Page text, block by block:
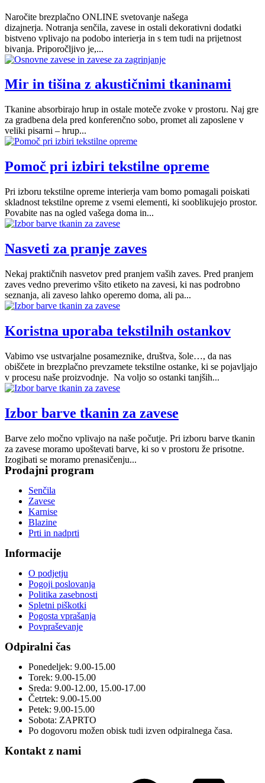
Naročite brezplačno ONLINE svetovanje našega
dizajnerja. Notranja senčila, zavese in ostali dekorativni dodatki
bistveno vplivajo na podobo interierja in s tem tudi na prijetnost
bivanja. Priporočljivo je,...
Mir in tišina z akustičnimi tkaninami
Tkanine absorbirajo hrup in ostale moteče zvoke v prostoru. Naj gre
za gradbena dela pred konferenčno sobo, promet ali zaposlene v
veliki pisarni – hrup...
Pomoč pri izbiri tekstilne opreme
Pri izboru tekstilne opreme interierja vam bomo pomagali poiskati
skladnost tekstilne opreme z vsemi elementi, ki sooblikujejo prostor.
Povabite nas na ogled vašega doma in...
Nasveti za pranje zaves
Nekaj praktičnih nasvetov pred pranjem vaših zaves. Pred pranjem
zaves vedno preverimo všito etiketo na zavesi, ki nas podrobno
seznanja, ali zaveso lahko operemo doma, ali pa...
Koristna uporaba tekstilnih ostankov
Vabimo vse ustvarjalne posameznike, društva, šole…, da nas
obiščete in brezplačno prevzamete tekstilne ostanke, ki se pojavljajo
v procesu naše proizvodnje. Na voljo so ostanki tanjših...
Izbor barve tkanin za zavese
Barve zelo močno vplivajo na naše počutje. Pri izboru barve tkanin
za zavese moramo upoštevati barve, ki so v prostoru že prisotne.
Izogibati se moramo prenasičenju...
Prodajni program
Senčila
Zavese
Karnise
Blazine
Prti in nadprti
Informacije
O podjetju
Pogoji poslovanja
Politika zasebnosti
Spletni piškotki
Pogosta vprašanja
Povpraševanje
Odpiralni čas
Ponedeljek: 9.00-15.00
Torek: 9.00-15.00
Sreda: 9.00-12.00, 15.00-17.00
Četrtek: 9.00-15.00
Petek: 9.00-15.00
Sobota: ZAPRTO
Po dogovoru možen obisk tudi izven odpiralnega časa.
Kontakt z nami